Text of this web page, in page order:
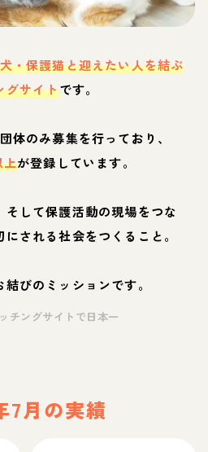
・保護猫と迎えたい人を結ぶ
グサイトです。
体のみ募集を行っており、
上が登録しています。
して保護活動の現場をつな
される社会をつくること。
びのミッションです。
チングサイトで日本一
7月の実績